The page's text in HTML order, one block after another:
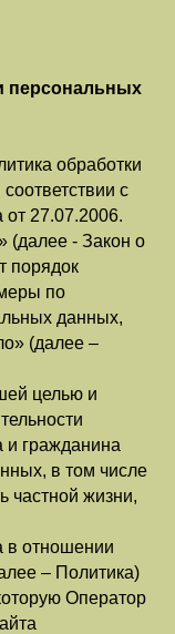
персональных
обработки
с
от 27.07.2006.
- Закон о
порядок
по
данных,
(далее –
целью и
и гражданина
в том числе
частной жизни,
в отношении
– Политика)
Оператор